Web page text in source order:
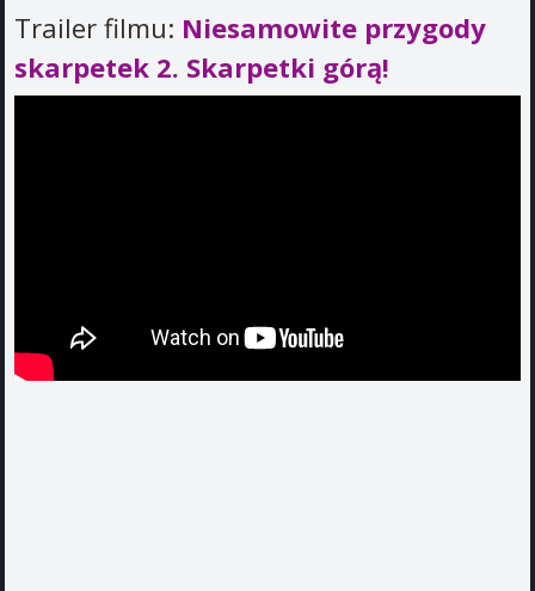
Trailer filmu: Niesamowite przygody
skarpetek 2. Skarpetki górą!